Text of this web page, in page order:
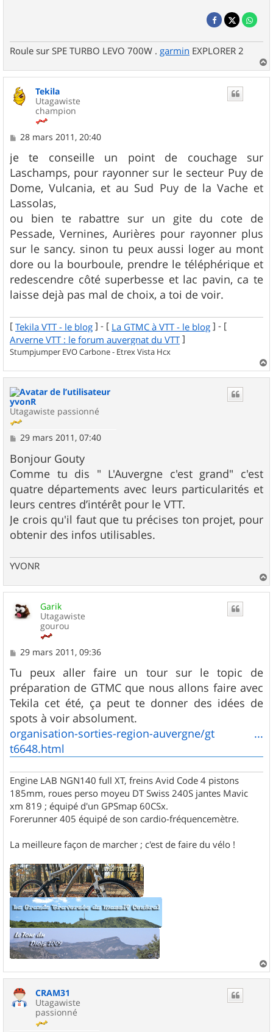
Roule sur SPE TURBO LEVO 700W . garmin EXPLORER 2
a
u
Tekila
Utagawiste
champion
M
s
s
a
g
e
28 mars 2011, 20:40
je te conseille un point de couchage sur
Laschamps, pour rayonner sur le secteur Puy de
Dome, Vulcania, et au Sud Puy de la Vache et
Lassolas,
ou bien te rabattre sur un gite du cote de
Pessade, Vernines, Aurières pour rayonner plus
sur le sancy. sinon tu peux aussi loger au mont
dore ou la bourboule, prendre le téléphérique et
redescendre côté superbesse et lac pavin, ca te
laisse dejà pas mal de choix, a toi de voir.
[ Tekila VTT - le blog ] - [ La GTMC à VTT - le blog ] - [
Arverne VTT : le forum auvergnat du VTT ]
Stumpjumper EVO Carbone - Etrex Vista Hcx
a
yvonR
Utagawiste passionné
M
s
s
a
g
e
29 mars 2011, 07:40
Bonjour Gouty
Comme tu dis " L'Auvergne c'est grand" c'est
quatre départements avec leurs particularités et
leurs centres d’intérêt pour le VTT.
Je crois qu'il faut que tu précises ton projet, pour
obtenir des infos utilisables.
YVONR
a
Garik
Utagawiste
gourou
M
s
s
a
g
e
29 mars 2011, 09:36
Tu peux aller faire un tour sur le topic de
préparation de GTMC que nous allons faire avec
Tekila cet été, ça peut te donner des idées de
spots à voir absolument.
organisation-sorties-region-auvergne/gt ...
t6648.html
Engine LAB NGN140 full XT, freins Avid Code 4 pistons
185mm, roues perso moyeu DT Swiss 240S jantes Mavic
xm 819 ; équipé d'un GPSmap 60CSx.
Forerunner 405 équipé de son cardio-fréquencemètre.
La meilleure façon de marcher ; c'est de faire du vélo !
a
CRAM31
Utagawiste
passionné